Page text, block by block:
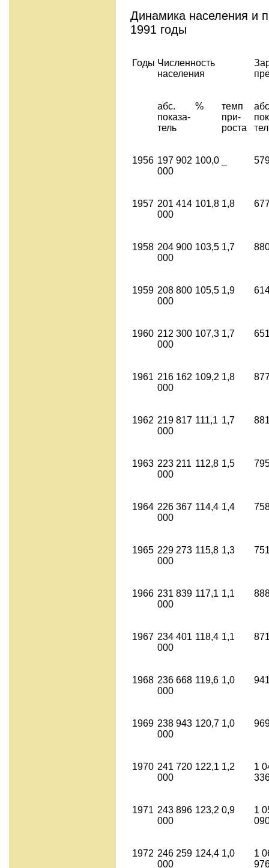
Динамика населения и
1991 годы
Годы Численность
населения
абс.
показа­
тель
%
темп
при­
роста
1956 197 902
000
100,0
1957 201 414
000
101,8 1,8
1958 204 900
000
103,5 1,7
1959 208 800
000
105,5 1,9
1960 212 300
000
107,3 1,7
1961 216 162
000
109,2 1,8
1962 219 817
000
111,1 1,7
1963 223 211
000
112,8 1,5
1964 226 367
000
114,4 1,4
1965 229 273
000
115,8 1,3
1966 231 839
000
117,1 1,1
1967 234 401
000
118,4 1,1
1968 236 668
000
119,6 1,0
1969 238 943
000
120,7 1,0
1970 241 720
000
122,1 1,2
1
1971 243 896
000
123,2 0,9
1
1972 246 259
000
124,4 1,0
1